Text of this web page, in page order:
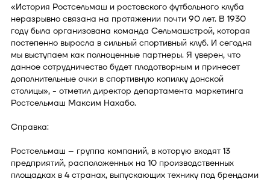
«История Ростсельмаш и ростовского футбольного клуба
неразрывно связана на протяжении почти 90 лет. В 1930
году была организована команда Сельмашстрой, которая
постепенно выросла в сильный спортивный клуб. И сегодня
мы выступаем как полноценные партнеры. Я уверен, что
данное сотрудничество будет плодотворным и принесет
дополнительные очки в спортивную копилку донской
столицы», - отметил директор департамента маркетинга
Ростсельмаш Максим Нахабо.
Справка:
Ростсельмаш – группа компаний, в которую входят 13
предприятий, расположенных на 10 производственных
площадках в 4 странах, выпускающих технику под брендами